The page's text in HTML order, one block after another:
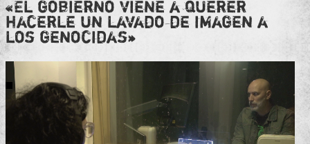
«El gobierno viene a querer
hacerle un lavado de imagen a
los genocidas»